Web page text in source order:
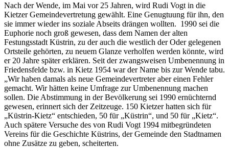
Nach der Wende, im Mai vor 25 Jahren, wird Rudi Vogt in die
Kietzer Gemeindevertretung gewählt. Eine Genugtuung für ihn, den
sie immer wieder ins soziale Abseits drängen wollten. 1990 sei die
Euphorie noch groß gewesen, dass dem Namen der alten
Festungsstadt Küstrin, zu der auch die westlich der Oder gelegenen
Ortsteile gehörten, zu neuem Glanze verholfen werden könnte, wird
er 20 Jahre später erklären. Seit der zwangsweisen Umbenennung in
Friedensfelde bzw. in Kietz 1954 war der Name bis zur Wende tabu.
„Wir haben damals als neue Gemeindevertreter aber einen Fehler
gemacht. Wir hätten keine Umfrage zur Umbenennung machen
sollen. Die Abstimmung in der Bevölkerung sei 1990 ernüchternd
gewesen, erinnert sich der Zeitzeuge. 150 Kietzer hatten sich für
„Küstrin-Kietz“ entschieden, 50 für „Küstrin“, und 50 für „Kietz“.
Auch spätere Versuche des von Rudi Vogt 1994 mitbegründeten
Vereins für die Geschichte Küstrins, der Gemeinde den Stadtnamen
ohne Zusätze zu geben, scheiterten.